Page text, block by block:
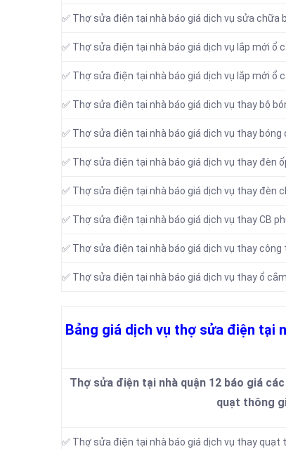
✅ Thợ sửa điện tại nhà báo giá dịch vụ sửa chữa
✅ Thợ sửa điện tại nhà báo giá dịch vụ lắp mới ổ
✅ Thợ sửa điện tại nhà báo giá dịch vụ lắp mới ổ
✅ Thợ sửa điện tại nhà báo giá dịch vụ thay bộ
✅ Thợ sửa điện tại nhà báo giá dịch vụ thay bóng
✅ Thợ sửa điện tại nhà báo giá dịch vụ thay đèn
✅ Thợ sửa điện tại nhà báo giá dịch vụ thay đèn
✅ Thợ sửa điện tại nhà báo giá dịch vụ thay CB
✅ Thợ sửa điện tại nhà báo giá dịch vụ thay công
✅ Thợ sửa điện tại nhà báo giá dịch vụ thay ổ
Bảng giá dịch vụ thợ sửa điện tại
Thợ sửa điện tại nhà quận 12 báo giá
quạt thông
✅ Thợ sửa điện tại nhà báo giá dịch vụ thay